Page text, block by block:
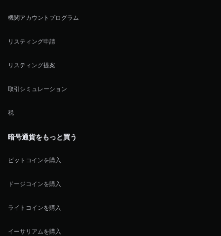
機関アカウントプログラム
リスティング申請
リスティング提案
取引シミュレーション
税
暗号通貨をもっと買う
ビットコインを購入
ドージコインを購入
ライトコインを購入
イーサリアムを購入